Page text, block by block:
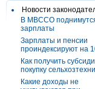
Новости
В МВССО
зарплаты
Зарплаты и пенсии
проиндексируют на
Как получить
покупку
Какие доходы не